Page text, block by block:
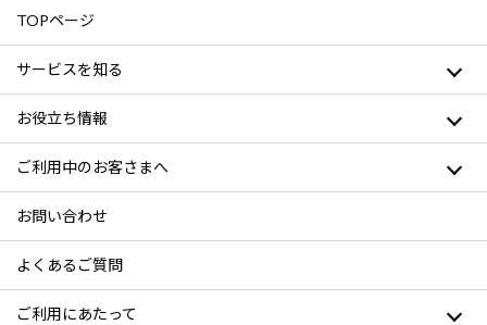
TOPページ
サービスを知る
お役立ち情報
ご利用中のお客さまへ
お問い合わせ
よくあるご質問
ご利用にあたって